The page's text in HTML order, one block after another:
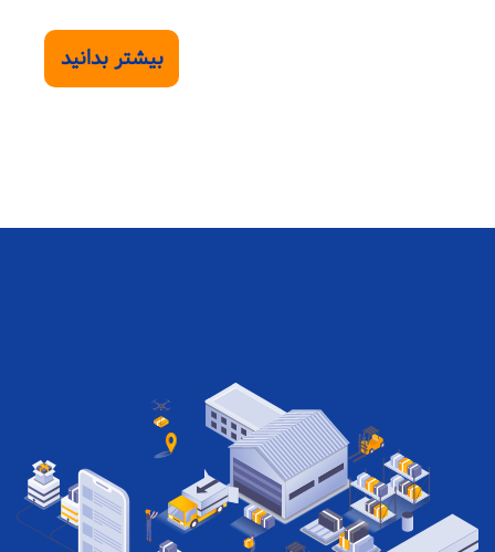
بیشتر بدانید